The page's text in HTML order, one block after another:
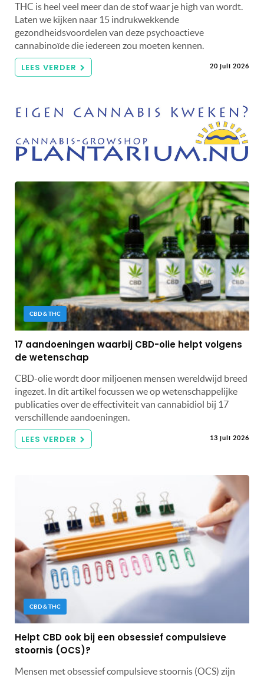
THC is heel veel meer dan de stof waar je high van wordt.
Laten we kijken naar 15 indrukwekkende
gezondheidsvoordelen van deze psychoactieve
cannabinoïde die iedereen zou moeten kennen.
LEES VERDER 20 juli 2026
CBD & THC
17 aandoeningen waarbij CBD-olie helpt volgens
de wetenschap
CBD-olie wordt door miljoenen mensen wereldwijd breed
ingezet. In dit artikel focussen we op wetenschappelijke
publicaties over de effectiviteit van cannabidiol bij 17
verschillende aandoeningen.
LEES VERDER 13 juli 2026
CBD & THC
Helpt CBD ook bij een obsessief compulsieve
stoornis (OCS)?
Mensen met obsessief compulsieve stoornis (OCS) zijn